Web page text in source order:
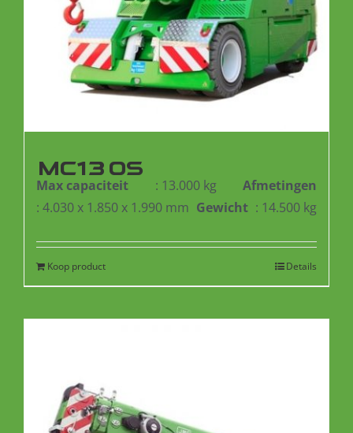
MC130S
Max capaciteit : 13.000 kg
Afmetingen
: 4.030 x 1.850 x 1.990 mm Gewicht : 14.500 kg
Koop product Details